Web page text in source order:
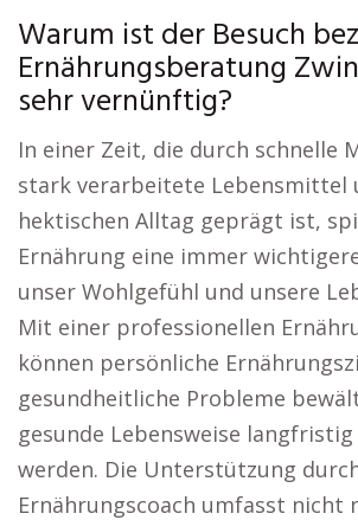
Warum ist der Besuch
Ernährungsberatung
sehr vernünftig?
In einer Zeit, die durch schnelle
stark verarbeitete Lebensmittel
hektischen Alltag geprägt ist,
Ernährung eine immer
unser Wohlgefühl und unsere
Mit einer professionellen
können persönliche
gesundheitliche Probleme
gesunde Lebensweise
werden. Die Unterstützung
Ernährungscoach umfasst nicht